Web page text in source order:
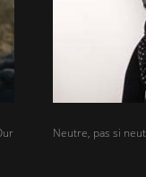
Neutre, pas si